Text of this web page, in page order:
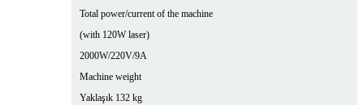
Total power/current of the machine
(with 120W laser)
2000W/220V/9A
Machine weight
Yaklaşık 132 kg